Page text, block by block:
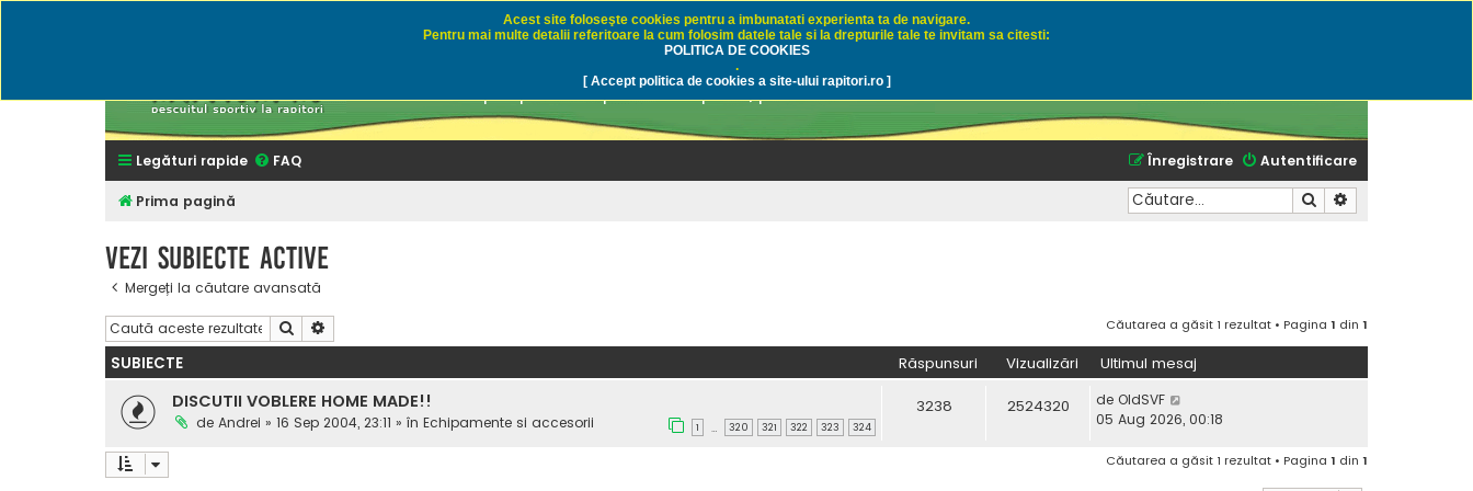
Rapitori.ro - Pescuit sportiv
Discutii despre pescuit sportiv la rapitori, pescuitul cu naluci sau momeli naturale
Legături rapide FAQ Autentificare
Înregistrare
Prima pagină Căutare
Vezi subiecte active
Mergeți la căutare avansată
Căutare Căutarea a găsit 1 rezultat • Pagina 1 din 1
SUBIECTE Răspunsuri Vizualizări Ultimul mesaj
DISCUTII VOBLERE HOME MADE!!
de Andrei » 16 Sep 2004, 23:11 » în Echipamente si accesorii 1 … 320 321 322 323 324
3238 2524320 de OldSVF
05 Aug 2026, 00:18
Căutarea a găsit 1 rezultat • Pagina 1 din 1
Acest site foloseşte cookies pentru a imbunatati experienta ta de navigare.
Pentru mai multe detalii referitoare la cum folosim datele tale si la drepturile tale te invitam sa citesti:
POLITICA DE COOKIES
.
[ Accept politica de cookies a site-ului rapitori.ro ]